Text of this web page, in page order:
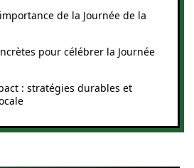
de la Journée de la
pour célébrer la Journée
: stratégies durables et